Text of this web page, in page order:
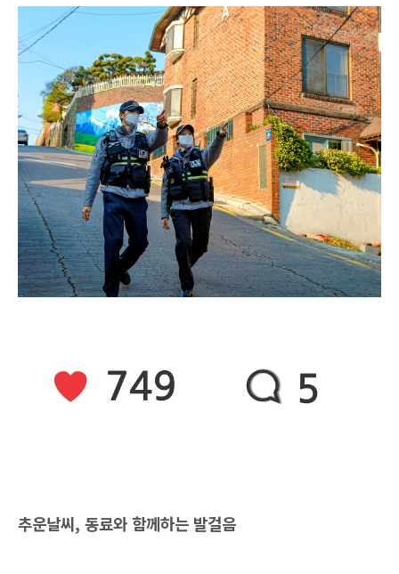
추운날씨, 동료와 함께하는 발걸음